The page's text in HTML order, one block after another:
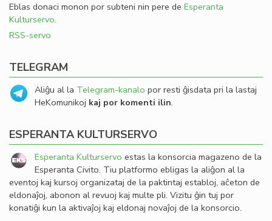
Eblas donaci monon por subteni nin pere de Esperanta
Kulturservo.
RSS-servo
TELEGRAM
Aliĝu al la Telegram-kanalo por resti ĝisdata pri la lastaj
HeKomunikoj kaj por komenti ilin.
ESPERANTA KULTURSERVO
Esperanta Kulturservo estas la konsorcia magazeno de la
Esperanta Civito. Tiu platformo ebligas la aliĝon al la
eventoj kaj kursoj organizataj de la paktintaj establoj, aĉeton de
eldonaĵoj, abonon al revuoj kaj multe pli. Vizitu ĝin tuj por
konatiĝi kun la aktivaĵoj kaj eldonaj novaĵoj de la konsorcio.